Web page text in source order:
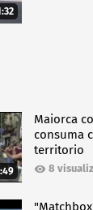
Maiorca
consuma
territorio
8